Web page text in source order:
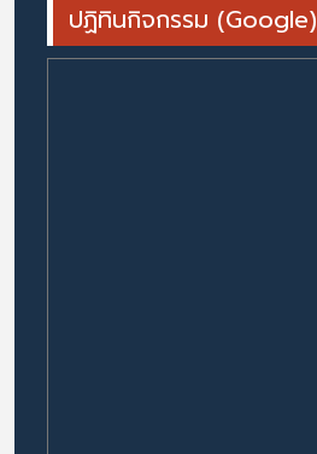
ปฏิทินกิจกรรม (Google)